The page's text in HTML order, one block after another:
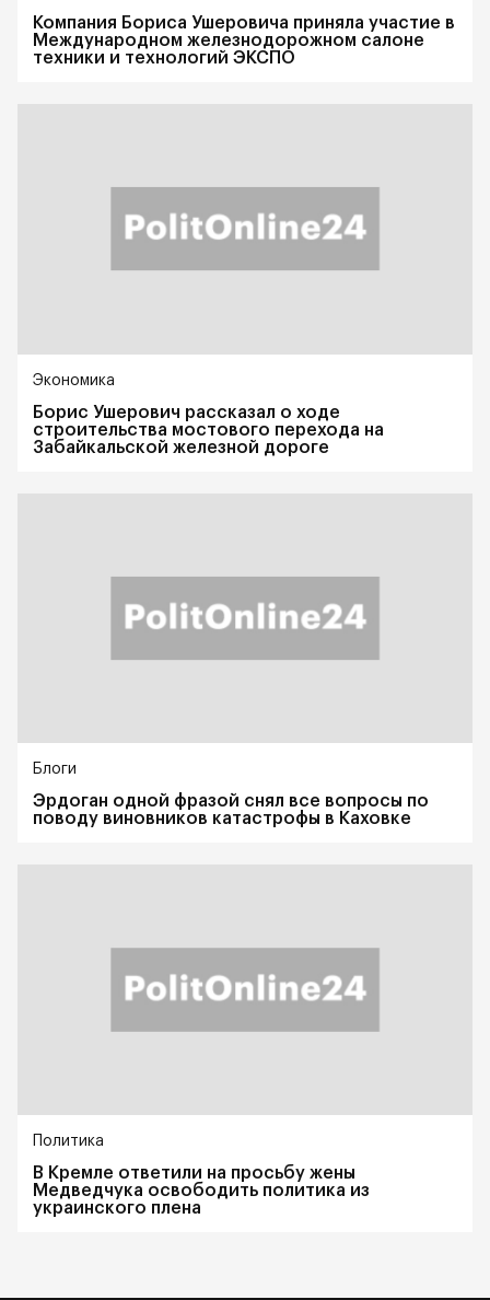
Компания Бориса Ушеровича приняла участие в
Международном железнодорожном салоне
техники и технологий ЭКСПО
Экономика
Борис Ушерович рассказал о ходе
строительства мостового перехода на
Забайкальской железной дороге
Блоги
Эрдоган одной фразой снял все вопросы по
поводу виновников катастрофы в Каховке
Политика
В Кремле ответили на просьбу жены
Медведчука освободить политика из
украинского плена